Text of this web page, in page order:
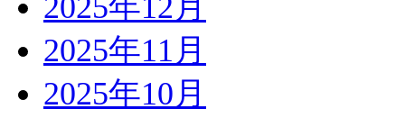
2025年12月
2025年11月
2025年10月